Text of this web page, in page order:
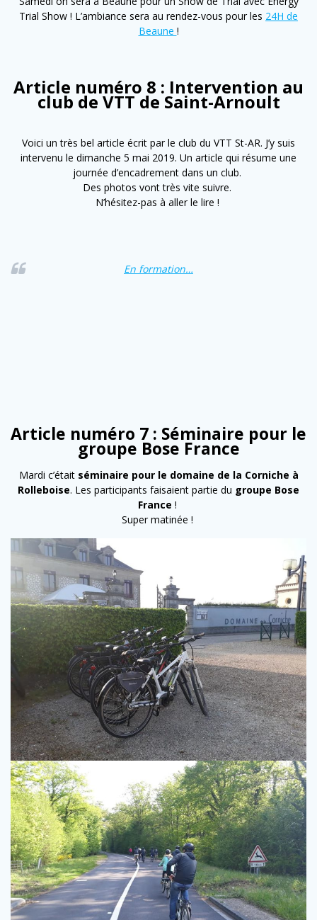
Trial Show ! L’ambiance sera au rendez-vous pour les 24H de
Beaune !
Article numéro 8 : Intervention au
club de VTT de Saint-Arnoult
Voici un très bel article écrit par le club du VTT St-AR. J’y suis
intervenu le dimanche 5 mai 2019. Un article qui résume une
journée d’encadrement dans un club.
Des photos vont très vite suivre.
N’hésitez-pas à aller le lire !
En formation…
Article numéro 7 : Séminaire pour le
groupe Bose France
Mardi c’était séminaire pour le domaine de la Corniche à
Rolleboise. Les participants faisaient partie du groupe Bose
France !
Super matinée !